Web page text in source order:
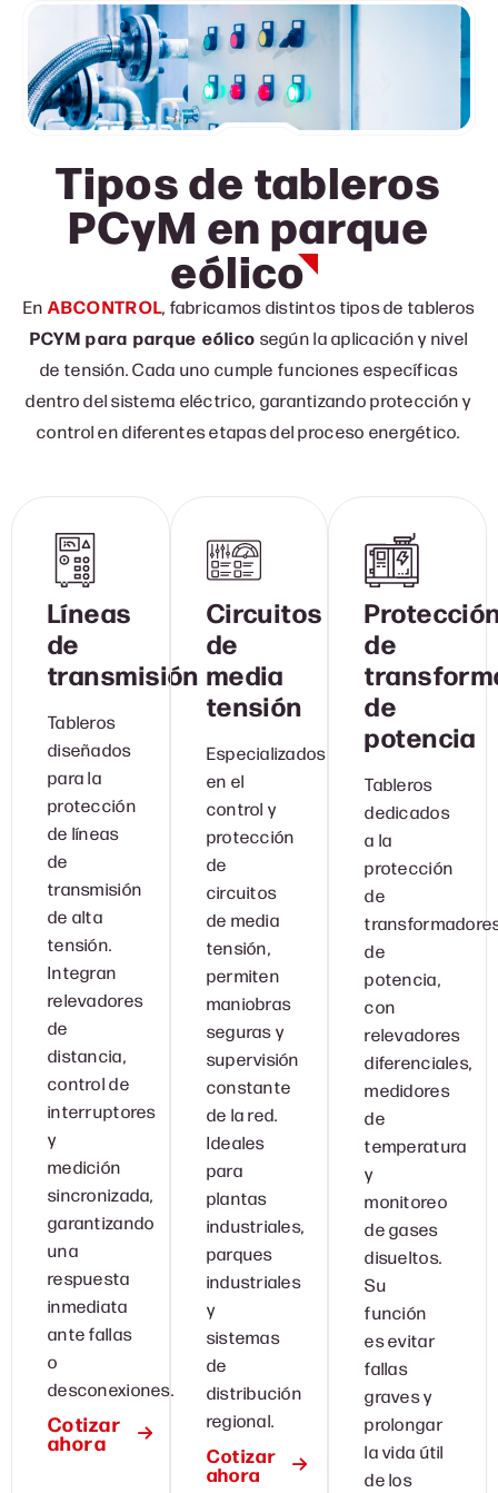
Tipos de tableros
PCyM enparque
eólico
En ABCONTROL, fabricamos distintos tipos de tableros
PCYM para parque eólico según la aplicación y nivel
de tensión. Cada uno cumple funciones específicas
dentro del sistema eléctrico, garantizando protección y
control en diferentes etapas del proceso energético.
Líneas
de
transmisión
Tableros
diseñados
para la
protección
de líneas
de
transmisión
de alta
tensión.
Integran
relevadores
de
distancia,
control de
interruptores
y
medición
sincronizada,
garantizando
una
respuesta
inmediata
ante fallas
o
desconexiones.
Cotizar
ahora
Circuitos
de
media
tensión
Especializados
en el
control y
protección
de
circuitos
de media
tensión,
permiten
maniobras
seguras y
supervisión
constante
de la red.
Ideales
para
plantas
industriales,
parques
industriales
y
sistemas
de
distribución
regional.
Cotizar
ahora
de
de
potencia
Tableros
dedicados
a la
protección
de
de
potencia,
con
relevadores
diferenciales,
medidores
de
temperatura
y
monitoreo
de gases
disueltos.
Su
función
es evitar
fallas
graves y
prolongar
la vida útil
de los